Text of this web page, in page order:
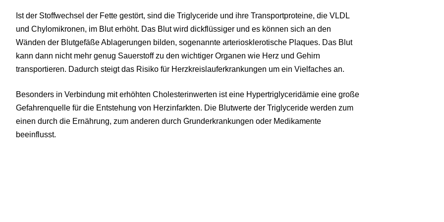
Ist der Stoffwechsel der Fette gestört, sind die Triglyceride und ihre Transportproteine, die VLDL
und Chylomikronen, im Blut erhöht. Das Blut wird dickflüssiger und es können sich an den
Wänden der Blutgefäße Ablagerungen bilden, sogenannte arteriosklerotische Plaques. Das Blut
kann dann nicht mehr genug Sauerstoff zu den wichtiger Organen wie Herz und Gehirn
transportieren. Dadurch steigt das Risiko für Herzkreislauferkrankungen um ein Vielfaches an.
Besonders in Verbindung mit erhöhten Cholesterinwerten ist eine Hypertriglyceridämie eine große
Gefahrenquelle für die Entstehung von Herzinfarkten. Die Blutwerte der Triglyceride werden zum
einen durch die Ernährung, zum anderen durch Grunderkrankungen oder Medikamente
beeinflusst.